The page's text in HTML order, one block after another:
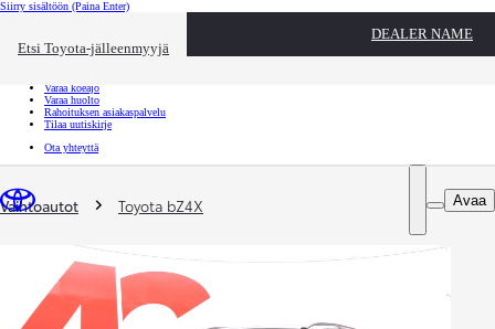
Siirry sisältöön (Paina Enter)
Etsi Toyota-jälleenmyyjä
DEALER NAME
Toyota palvelee Sulje
Varaa koeajo
Varaa huolto
Rahoituksen asiakaspalvelu
Tilaa uutiskirje
Ota yhteyttä
Avaa
Olet täällä
Vaihtoautot Toyota bZ4X